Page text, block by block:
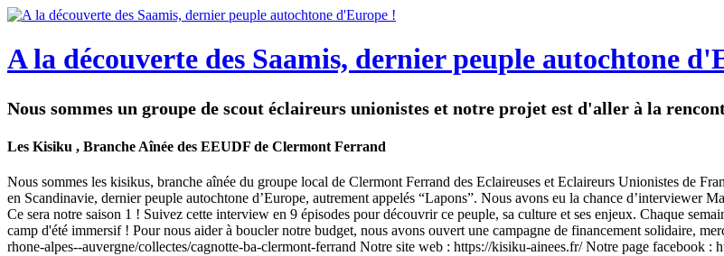
A la découverte des Saamis, dernier peuple autochtone
Nous sommes un groupe de scout éclaireurs unionistes et notre projet est d'aller à la
Les Kisiku , Branche Aînée des EEUDF de Clermont Ferrand
Nous sommes les kisikus, branche aînée du groupe local de Clermont Ferrand des Eclaireuses et Eclaireurs Unionistes de
en Scandinavie, dernier peuple autochtone d’Europe, autrement appelés “Lapons”. Nous avons eu la chance d’interviewer
Ce sera notre saison 1 ! Suivez cette interview en 9 épisodes pour découvrir ce peuple, sa culture et ses enjeux. Chaque
camp d'été immersif ! Pour nous aider à boucler notre budget, nous avons ouvert une campagne de financement solidaire,
rhone-alpes--auvergne/collectes/cagnotte-ba-clermont-ferrand Notre site web : https://kisiku-ainees.fr/ Notre page facebook :